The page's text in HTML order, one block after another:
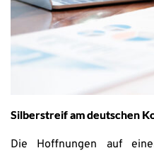
Silberstreif am deutschen
Die Hoffnungen auf